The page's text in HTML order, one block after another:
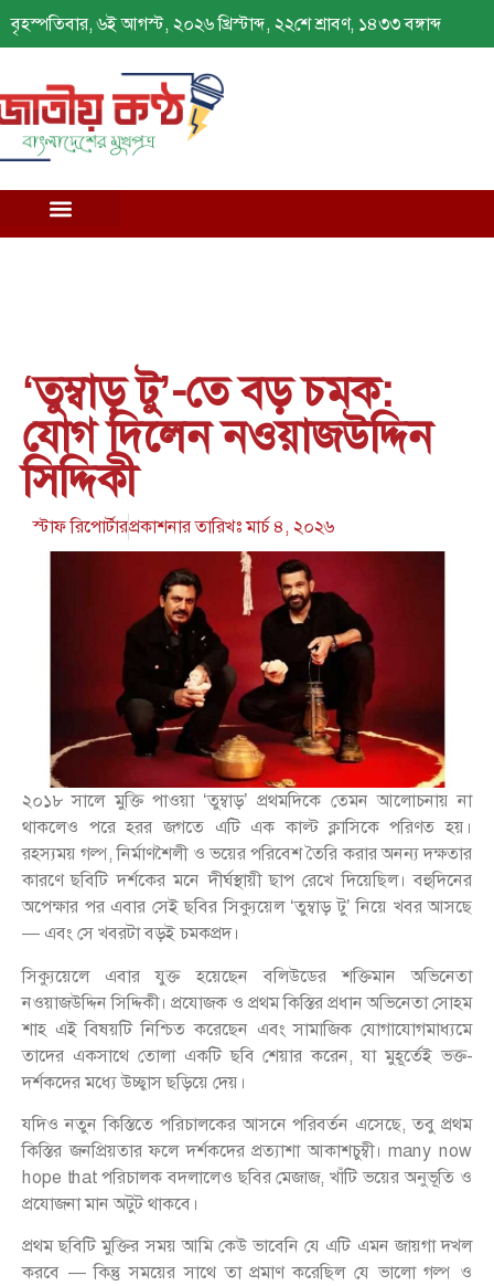
বৃহস্পতিবার, ৬ই আগস্ট, ২০২৬ খ্রিস্টাব্দ, ২২শে শ্রাবণ, ১৪৩৩ বঙ্গাব্দ
‘তুম্বাড় টু’-তে বড় চমক:
যোগ দিলেন নওয়াজউদ্দিন
সিদ্দিকী
স্টাফ রিপোর্টারপ্রকাশনার তারিখঃমার্চ ৪, ২০২৬
২০১৮ সালে মুক্তি পাওয়া ‘তুম্বাড়’ প্রথমদিকে তেমন আলোচনায় না
থাকলেও পরে হরর জগতে এটি এক কাল্ট ক্লাসিকে পরিণত হয়।
রহস্যময় গল্প, নির্মাণশৈলী ও ভয়ের পরিবেশ তৈরি করার অনন্য দক্ষতার
কারণে ছবিটি দর্শকের মনে দীর্ঘস্থায়ী ছাপ রেখে দিয়েছিল। বহুদিনের
অপেক্ষার পর এবার সেই ছবির সিক্যুয়েল ‘তুম্বাড় টু’ নিয়ে খবর আসছে
— এবং সে খবরটা বড়ই চমকপ্রদ।
সিক্যুয়েলে এবার যুক্ত হয়েছেন বলিউডের শক্তিমান অভিনেতা
নওয়াজউদ্দিন সিদ্দিকী। প্রযোজক ও প্রথম কিস্তির প্রধান অভিনেতা সোহম
শাহ এই বিষয়টি নিশ্চিত করেছেন এবং সামাজিক যোগাযোগমাধ্যমে
তাদের একসাথে তোলা একটি ছবি শেয়ার করেন, যা মুহূর্তেই ভক্ত-
দর্শকদের মধ্যে উচ্ছ্বাস ছড়িয়ে দেয়।
যদিও নতুন কিস্তিতে পরিচালকের আসনে পরিবর্তন এসেছে, তবু প্রথম
কিস্তির জনপ্রিয়তার ফলে দর্শকদের প্রত্যাশা আকাশচুম্বী। many now
hope that পরিচালক বদলালেও ছবির মেজাজ, খাঁটি ভয়ের অনুভূতি ও
প্রযোজনা মান অটুট থাকবে।
প্রথম ছবিটি মুক্তির সময় আমি কেউ ভাবেনি যে এটি এমন জায়গা দখল
করবে — কিন্তু সময়ের সাথে তা প্রমাণ করেছিল যে ভালো গল্প ও